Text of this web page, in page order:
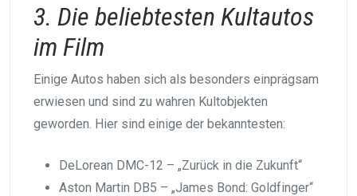
3. Die beliebtesten Kultautos
im Film
Einige Autos haben sich als besonders einprägsam
erwiesen und sind zu wahren Kultobjekten
geworden. Hier sind einige der bekanntesten:
DeLorean DMC-12 – „Zurück in die Zukunft“
Aston Martin DB5 – „James Bond: Goldfinger“